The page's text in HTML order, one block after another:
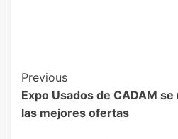
Previous
Expo Usados de CADAM
las mejores ofertas